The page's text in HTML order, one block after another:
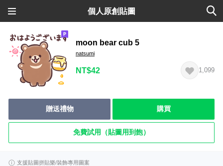
個人原創貼圖
moon bear cub 5
natsumi
NT$42 1,099
贈送禮物 購買
免費試用（貼圖用到飽）
支援貼圖拼貼樂/裝飾專用圖案